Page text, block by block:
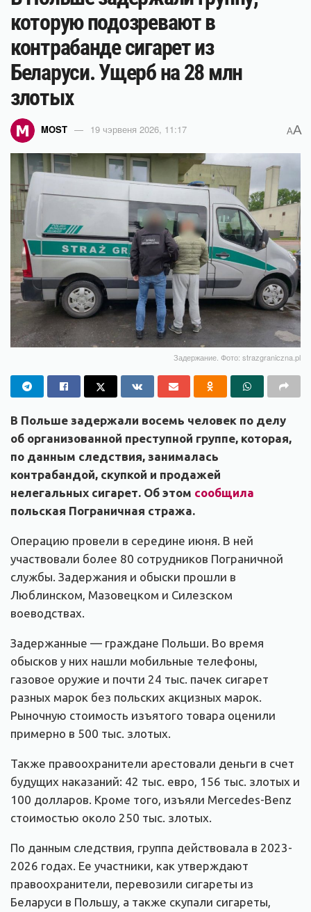
которую подозревают в
контрабанде сигарет из
Беларуси. Ущерб на 28 млн
злотых
MOST 19 чэрвеня 2026, 11:17 AA
Задержание. Фото: strazgraniczna.pl
В Польше задержали восемь человек по делу
об организованной преступной группе, которая,
по данным следствия, занималась
контрабандой, скупкой и продажей
нелегальных сигарет. Об этом сообщила
польская Пограничная стража.
Операцию провели в середине июня. В ней
участвовали более 80 сотрудников Пограничной
службы. Задержания и обыски прошли в
Люблинском, Мазовецком и Силезском
воеводствах.
Задержанные — граждане Польши. Во время
обысков у них нашли мобильные телефоны,
газовое оружие и почти 24 тыс. пачек сигарет
разных марок без польских акцизных марок.
Рыночную стоимость изъятого товара оценили
примерно в 500 тыс. злотых.
Также правоохранители арестовали деньги в счет
будущих наказаний: 42 тыс. евро, 156 тыс. злотых и
100 долларов. Кроме того, изъяли Mercedes-Benz
стоимостью около 250 тыс. злотых.
По данным следствия, группа действовала в 2023-
2026 годах. Ее участники, как утверждают
правоохранители, перевозили сигареты из
Беларуси в Польшу, а также скупали сигареты,